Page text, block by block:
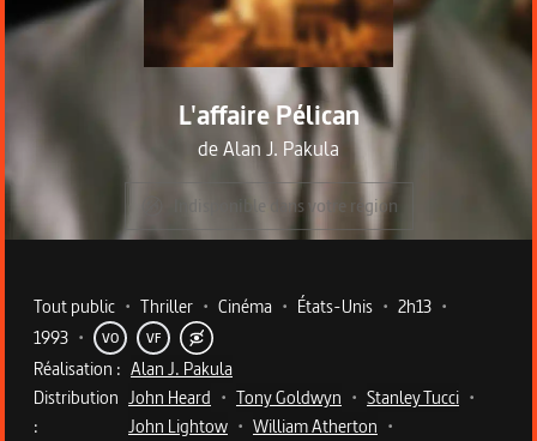
L'affaire Pélican
deAlan J. Pakula
Indisponible dans votre région
Metadata du programme
Tout public • Thriller • Cinéma • États-Unis • 2h13 •
1993 • VO VF
Réalisation : Alan J. Pakula
Distribution
:
John Heard • Tony Goldwyn • Stanley Tucci •
John Lightow • William Atherton •